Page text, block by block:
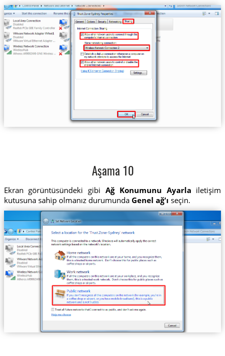
Aşama 10
Ekran görüntüsündeki gibi Ağ Konumunu Ayarla iletişim
kutusuna sahip olmanız durumunda Genel ağ'ı seçin.